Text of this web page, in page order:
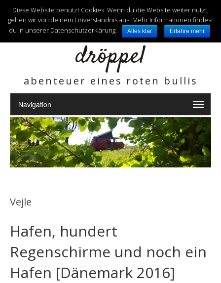
unterwegs mit
dröppel
abenteuer eines roten bullis
Vejle
Hafen, hundert
Regenschirme und noch ein
Hafen [Dänemark 2016]
Diese Website benutzt Cookies. Wenn du die Website weiter nutzt,
gehen wir von deinem Einverständnis aus. Mehr Informationen findest
du in unserer Datenschutzerklärung.
Alles klar Erfahre mehr